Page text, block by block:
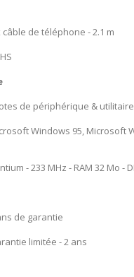
câble de téléphone - 2.1 m
de périphérique &
Windows 95, Microsoft
- 233 MHz - RAM 32 Mo -
de garantie
limitée - 2 ans